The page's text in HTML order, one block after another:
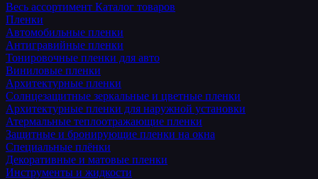
Весь ассортимент Каталог товаров
Пленки
Автомобильные пленки
Антигравийные пленки
Тонировочные пленки для авто
Виниловые пленки
Архитектурные пленки
Солнцезащитные зеркальные и цветные пленки
Архитектурные пленки для наружной установки
Атермальные теплоотражающие пленки
Защитные и бронирующие пленки на окна
Специальные плёнки
Декоративные и матовые пленки
Инструменты и жидкости